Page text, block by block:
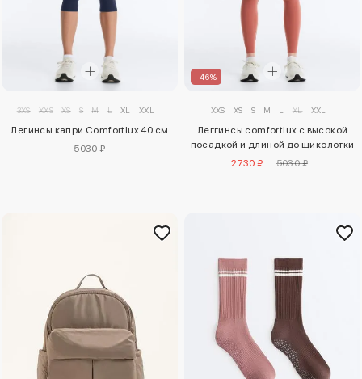
3XS XXS XS S M L XL XXL
Легинсы капри Comfortlux 40 см
5030 ₽
–46%
XXS XS S M L XL XXL
Леггинсы comfortlux с высокой
посадкой и длиной до щиколотки
2730 ₽
5030 ₽